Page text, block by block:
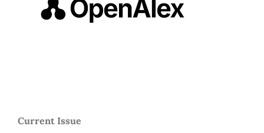
Current Issue